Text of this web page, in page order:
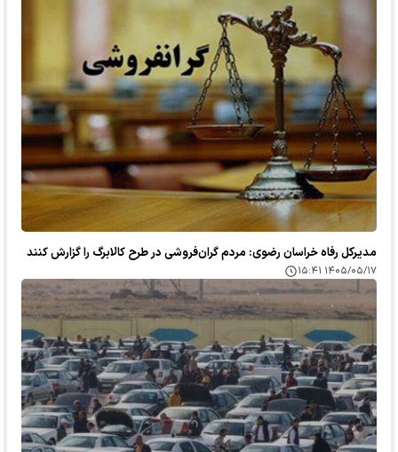
مدیرکل رفاه خراسان رضوی: مردم گران‌فروشی در طرح کالابرگ را گزارش کنند
۱۴۰۵/۰۵/۱۷ ۱۵:۴۱